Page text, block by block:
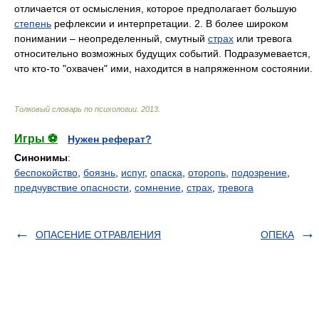
отличается от осмысления, которое предполагает большую
степень рефлексии и интерпретации. 2. В более широком
понимании – неопределенный, смутный страх или тревога
относительно возможных будущих событий. Подразумевается,
что кто-то "охвачен" ими, находится в напряженном состоянии.
Толковый словарь по психологии 2013
Игры ⚽
Нужен реферат?
Синонимы:
беспокойство боязнь испуг, опаска оторопь подозрение
предчувствие опасности сомнение страх тревога
ОПАСЕНИЕ ОТРАВЛЕНИЯ ОПЕКА